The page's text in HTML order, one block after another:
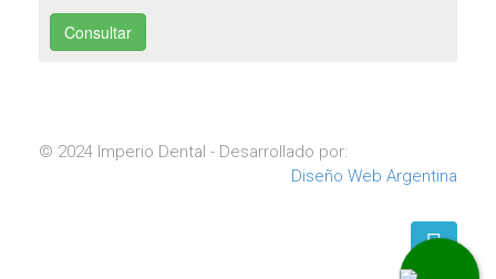
Consultar
© 2024 Imperio Dental - Desarrollado por:
Diseño Web Argentina